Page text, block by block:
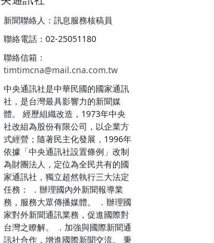
新聞聯絡人：訊息服務核稿員
聯絡電話：02-25051180
聯絡信箱：
timtimcna@mail.cna.com.tw
中央通訊社是中華民國的國家通訊
社，是台灣最具影響力的新聞媒
體。 經歷組織改造，1973年中央
社改組為股份有限公司，以企業方
式經營；隨著民主化發展，1996年
依據「中央通訊社設置條例」改制
為財團法人，定位為全民共有的國
家通訊社，獨立超然執行三大法定
任務： ．辦理國內外新聞報導業
務，服務大眾傳播媒體。 ．辦理國
家對外新聞通訊業務，促進國際對
台灣之瞭解。 ．加強與國際新聞通
訊社合作，增進國際新聞交流。 秉